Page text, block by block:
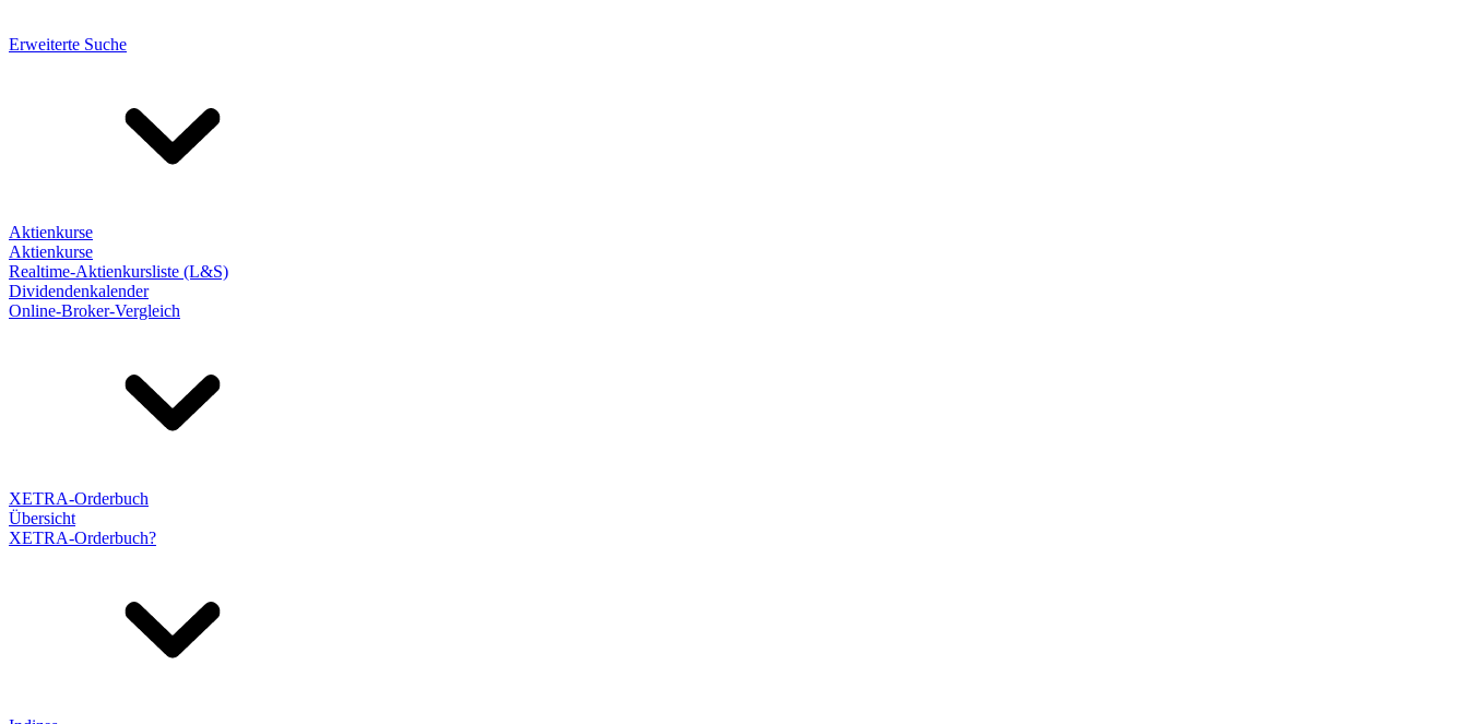
Erweiterte Suche
Aktienkurse
Aktienkurse
Realtime-Aktienkursliste (L&S)
Dividendenkalender
Online-Broker-Vergleich
XETRA-Orderbuch
Übersicht
XETRA-Orderbuch?